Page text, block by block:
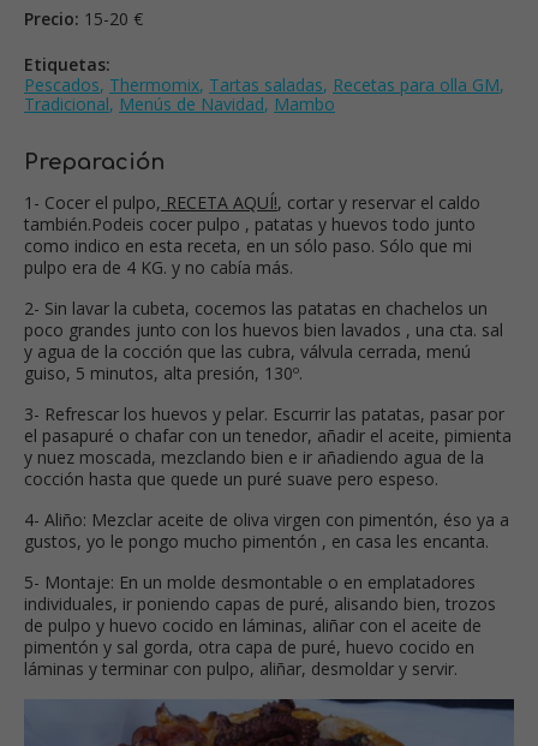
Precio: 15-20 €
Etiquetas:
Pescados, Thermomix, Tartas saladas, Recetas para olla GM,
Tradicional, Menús de Navidad, Mambo
Preparación
1- Cocer el pulpo, RECETA AQUÍ!, cortar y reservar el caldo
también.Podeis cocer pulpo , patatas y huevos todo junto
como indico en esta receta, en un sólo paso. Sólo que mi
pulpo era de 4 KG. y no cabía más.
2- Sin lavar la cubeta, cocemos las patatas en chachelos un
poco grandes junto con los huevos bien lavados , una cta. sal
y agua de la cocción que las cubra, válvula cerrada, menú
guiso, 5 minutos, alta presión, 130º.
3- Refrescar los huevos y pelar. Escurrir las patatas, pasar por
el pasapuré o chafar con un tenedor, añadir el aceite, pimienta
y nuez moscada, mezclando bien e ir añadiendo agua de la
cocción hasta que quede un puré suave pero espeso.
4- Aliño: Mezclar aceite de oliva virgen con pimentón, éso ya a
gustos, yo le pongo mucho pimentón , en casa les encanta.
5- Montaje: En un molde desmontable o en emplatadores
individuales, ir poniendo capas de puré, alisando bien, trozos
de pulpo y huevo cocido en láminas, aliñar con el aceite de
pimentón y sal gorda, otra capa de puré, huevo cocido en
láminas y terminar con pulpo, aliñar, desmoldar y servir.